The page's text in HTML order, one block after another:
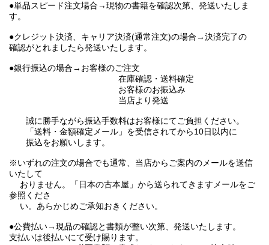
●単品スピード注文場合→現物の書籍を確認次第、発送いたしま
す。
●クレジット決済、キャリア決済(通常注文)の場合→決済完了の
確認がとれましたら発送いたします。
●銀行振込の場合→お客様のご注文
在庫確認・送料確定
お客様のお振込み
当店より発送
誠に勝手ながら振込手数料はお客様にてご負担ください。
「送料・金額確定メール」を受信されてから10日以内に
振込をお願いします。
※いずれの注文の場合でも通常、当店からご案内のメールを送信
いたして
おりません。「日本の古本屋」から送られてきますメールをご
参照くださ
い。あらかじめご承知おきください。
●公費払い→現品の確認と書類が整い次第、発送いたします。
支払いは後払いにて受け賜ります。